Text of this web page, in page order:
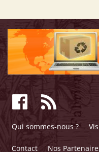
Qui sommes-nous ?
Contact Nos